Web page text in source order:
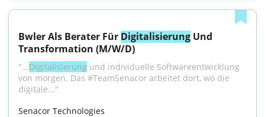
Bwler Als Berater Für Digitalisierung Und
Transformation (M/W/D)
"...Digitalisierung und individuelle Softwareentwicklung
von morgen. Das #TeamSenacor arbeitet dort, wo die
digitale..."
Senacor Technologies